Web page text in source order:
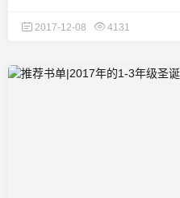
2017-12-08 4131